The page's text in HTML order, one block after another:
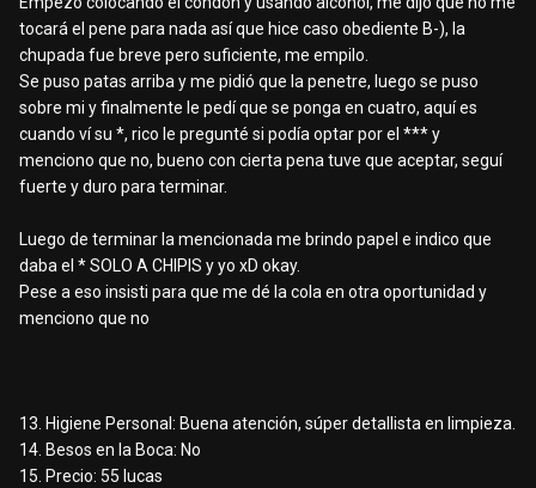
tocará el pene para nada así que hice caso obediente B-), la
chupada fue breve pero suficiente, me empilo.
Se puso patas arriba y me pidió que la penetre, luego se puso
sobre mi y finalmente le pedí que se ponga en cuatro, aquí es
cuando ví su *, rico le pregunté si podía optar por el *** y
menciono que no, bueno con cierta pena tuve que aceptar, seguí
fuerte y duro para terminar.
Luego de terminar la mencionada me brindo papel e indico que
daba el * SOLO A CHIPIS y yo xD okay.
Pese a eso insisti para que me dé la cola en otra oportunidad y
menciono que no
13. Higiene Personal: Buena atención, súper detallista en limpieza.
14. Besos en la Boca: No
15. Precio: 55 lucas